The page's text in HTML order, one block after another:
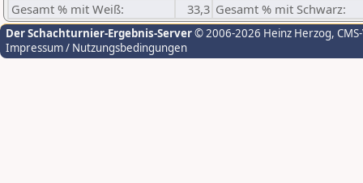
Gesamt % mit Weiß:
33,3 Gesamt % mit Schwarz:
Der Schachturnier-Ergebnis-Server© 2006-2026 Heinz Herzog,
Impressum / Nutzungsbedingungen